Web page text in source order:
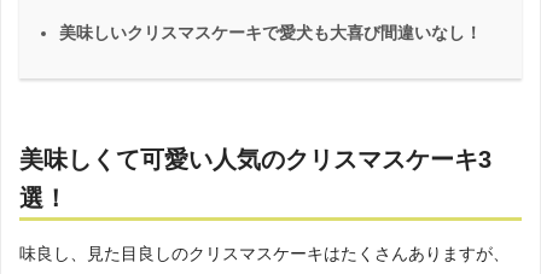
美味しいクリスマスケーキで愛犬も大喜び間違いなし！
美味しくて可愛い人気のクリスマスケーキ3
選！
味良し、見た目良しのクリスマスケーキはたくさんありますが、